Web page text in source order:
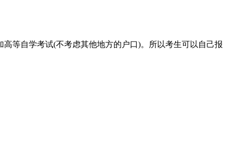
等自学考试(不考虑其他地方的户口)。所以考生可以自己报